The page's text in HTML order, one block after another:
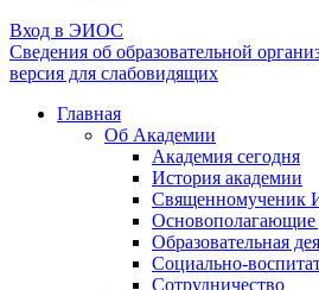
Вход в ЭИОС
Сведения об образовательной
версия для слабовидящих
Главная
Об Академии
Академия сегодня
История академии
Священномученик
Образовательная
Социально-
Сотрудничество